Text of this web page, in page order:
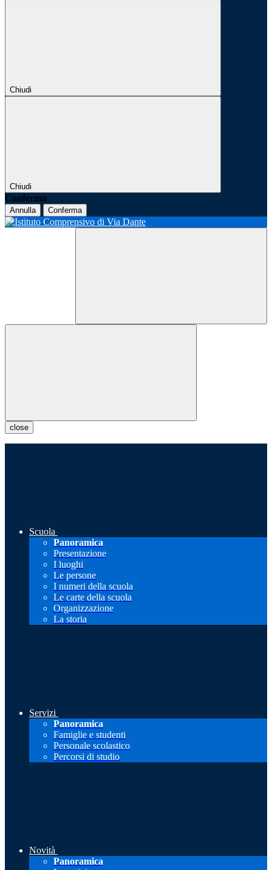
Chiudi
Chiudi
Conferma
Annulla Conferma
close
Scuola
Panoramica
Presentazione
I luoghi
Le persone
I numeri della scuola
Le carte della scuola
Organizzazione
La storia
Servizi
Panoramica
Famiglie e studenti
Personale scolastico
Percorsi di studio
Novità
Panoramica